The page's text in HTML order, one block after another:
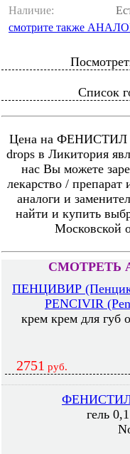
Наличие:
смотрите также
Список
Цена на ФЕНИСТИЛ
drops в Ликитория
нас Вы можете
лекарство / препарат
аналоги и
найти и купить
Московской
СМОТРЕТЬ
ПЕНЦИВИР
PENCIVIR
крем крем для губ
2751 руб.
ФЕНИСТИЛ
гель